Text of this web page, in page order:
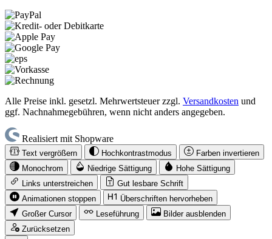
Alle Preise inkl. gesetzl. Mehrwertsteuer zzgl. Versandkosten und
ggf. Nachnahmegebühren, wenn nicht anders angegeben.
Realisiert mit Shopware
Text vergrößern Hochkontrastmodus
Farben invertieren
Monochrom
Niedrige Sättigung
Hohe Sättigung
Links unterstreichen
Gut lesbare Schrift
Animationen stoppen
Überschriften hervorheben
Großer Cursor
Leseführung
Bilder ausblenden
Zurücksetzen